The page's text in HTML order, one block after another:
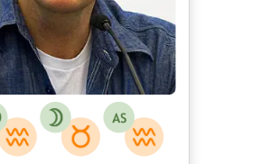
Matt Dillon (Guadalajara) 4.jpg